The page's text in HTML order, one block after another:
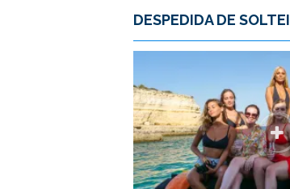
DESPEDIDA DE